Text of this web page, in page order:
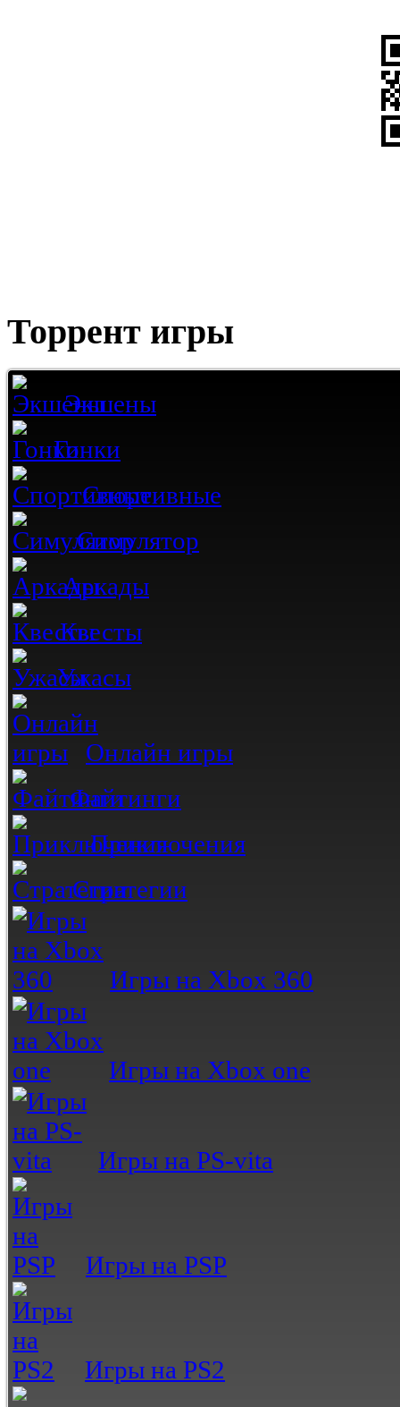
Торрент игры
Экшены
Гонки
Спортивные
Симулятор
Аркады
Квесты
Ужасы
Онлайн игры
Файтинги
Приключения
Стратегии
Игры на Xbox 360
Игры на Xbox one
Игры на PS-vita
Игры на PSP
Игры на PS2